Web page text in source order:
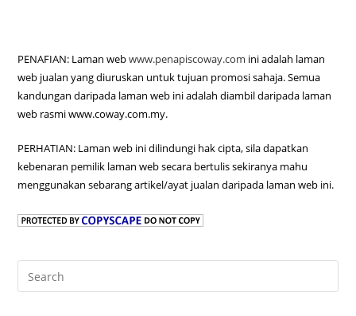
PENAFIAN: Laman webwww.penapiscoway.com ini adalah laman
web jualan yang diuruskan untuk tujuan promosi sahaja. Semua
kandungan daripada laman web ini adalah diambil daripada laman
web rasmi www.coway.com.my.
PERHATIAN: Laman web ini dilindungi hak cipta, sila dapatkan
kebenaran pemilik laman web secara bertulis sekiranya mahu
menggunakan sebarang artikel/ayat jualan daripada laman web ini.